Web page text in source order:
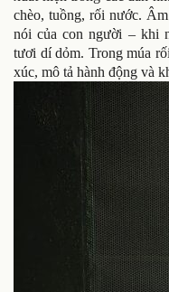
chèo, tuồng, rối nước.
nói của con người – khi
tươi dí dỏm. Trong múa
xúc, mô tả hành động và